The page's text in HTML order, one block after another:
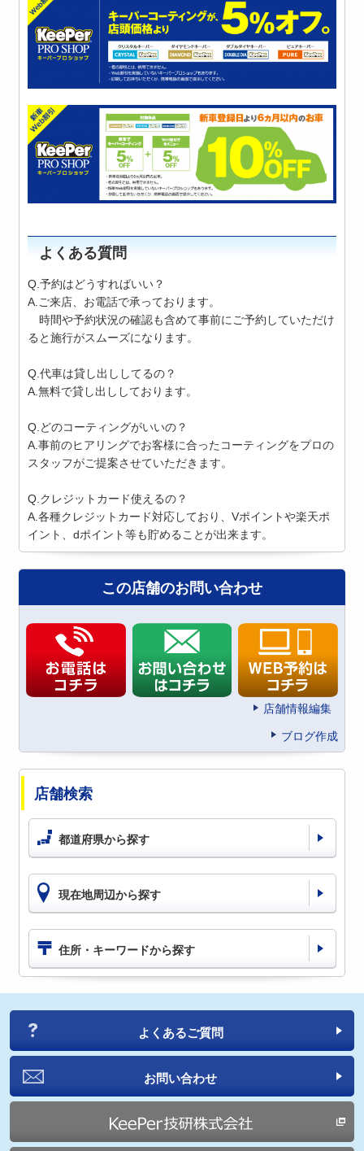
よくある質問
Q.予約はどうすればいい？
A.ご来店、お電話で承っております。
時間や予約状況の確認も含めて事前にご予約していただけ
ると施行がスムーズになります。
Q.代車は貸し出ししてるの？
A.無料で貸し出ししております。
Q.どのコーティングがいいの？
A.事前のヒアリングでお客様に合ったコーティングをプロの
スタッフがご提案させていただきます。
Q.クレジットカード使えるの？
A.各種クレジットカード対応しており、Vポイントや楽天ポ
イント、dポイント等も貯めることが出来ます。
この店舗のお問い合わせ
店舗情報編集
ブログ作成
店舗検索
都道府県から探す
現在地周辺から探す
住所・キーワードから探す
よくあるご質問
お問い合わせ